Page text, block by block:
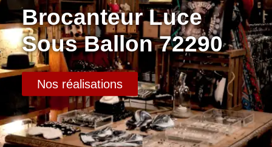
Brocanteur Luce
Sous Ballon 72290
Nos réalisations